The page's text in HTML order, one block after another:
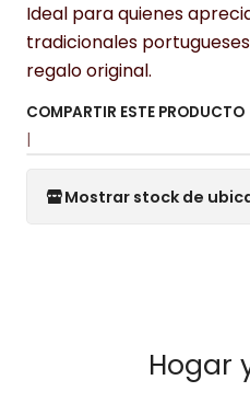
Ideal para quienes
tradicionales
regalo original.
COMPARTIR ESTE PRODUCTO
|
Mostrar stock de
Hogar